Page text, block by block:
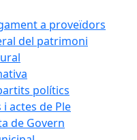
a proveïdors
del patrimoni
polítics
actes de Ple
de Govern